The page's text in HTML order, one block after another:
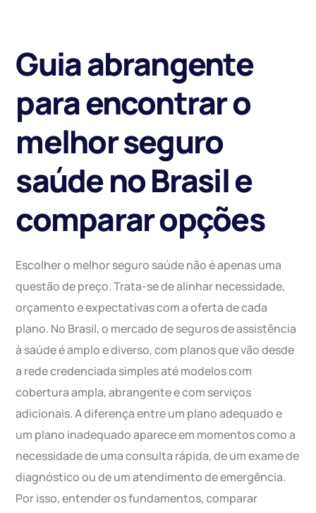
Guia abrangente
para encontrar o
melhor seguro
saúde no Brasil e
comparar opções
Escolher o melhor seguro saúde não é apenas uma
questão de preço. Trata-se de alinhar necessidade,
orçamento e expectativas com a oferta de cada
plano. No Brasil, o mercado de seguros de assistência
à saúde é amplo e diverso, com planos que vão desde
a rede credenciada simples até modelos com
cobertura ampla, abrangente e com serviços
adicionais. A diferença entre um plano adequado e
um plano inadequado aparece em momentos como a
necessidade de uma consulta rápida, de um exame de
diagnóstico ou de um atendimento de emergência.
Por isso, entender os fundamentos, comparar